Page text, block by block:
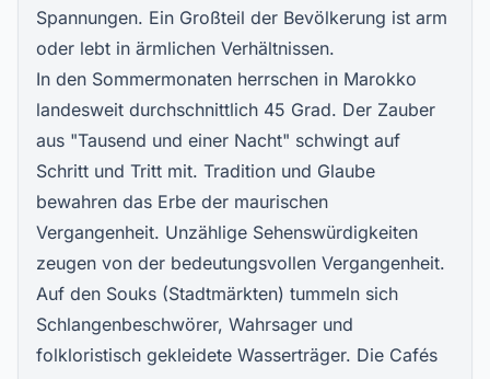
Spannungen. Ein Großteil der Bevölkerung ist arm
oder lebt in ärmlichen Verhältnissen.
In den Sommermonaten herrschen in Marokko
landesweit durchschnittlich 45 Grad. Der Zauber
aus "Tausend und einer Nacht" schwingt auf
Schritt und Tritt mit. Tradition und Glaube
bewahren das Erbe der maurischen
Vergangenheit. Unzählige Sehenswürdigkeiten
zeugen von der bedeutungsvollen Vergangenheit.
Auf den Souks (Stadtmärkten) tummeln sich
Schlangenbeschwörer, Wahrsager und
folkloristisch gekleidete Wasserträger. Die Cafés